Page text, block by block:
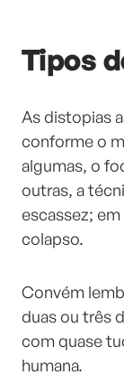
Tipos
As distopias
conforme o
algumas, o
outras, a
escassez;
colapso.
Convém
duas ou três
com quase
humana.